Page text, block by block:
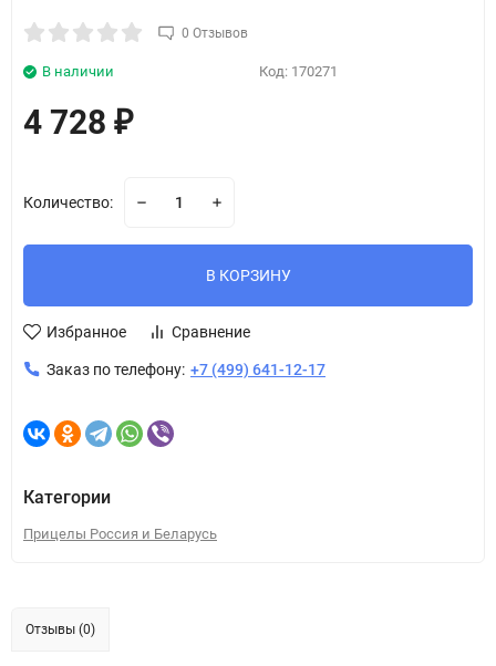
0 Отзывов
Код: 170271
В наличии
4 728 ₽
Количество:
В КОРЗИНУ
Избранное Сравнение
Заказ по телефону: +7 (499) 641-12-17
Категории
Прицелы Россия и Беларусь
Отзывы (0)